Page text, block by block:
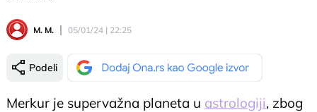
M. M. 05/01/24 | 22:25
Podeli
Merkur je supervažna planeta u astrologiji, zbog